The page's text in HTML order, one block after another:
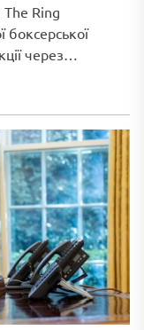
Ring
боксерської
через